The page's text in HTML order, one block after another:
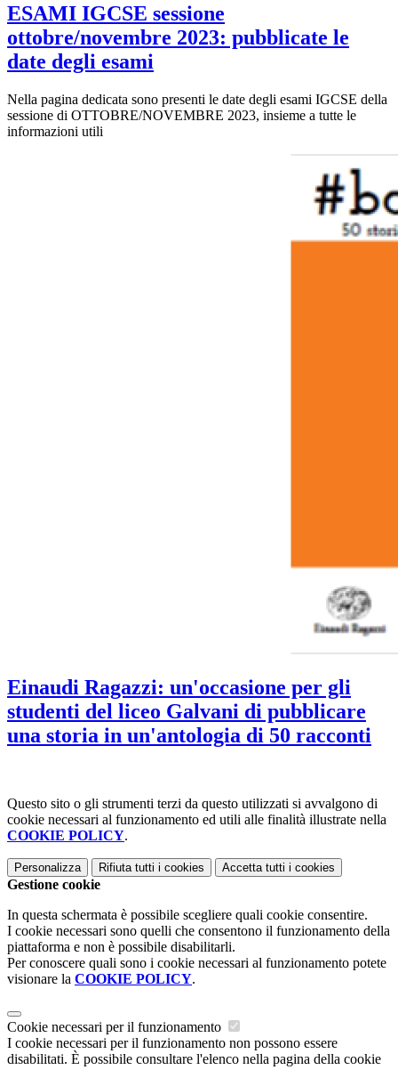
ESAMI IGCSE sessione
ottobre/novembre 2023: pubblicate le
date degli esami
Nella pagina dedicata sono presenti le date degli esami IGCSE della
sessione di OTTOBRE/NOVEMBRE 2023, insieme a tutte le
informazioni utili
Einaudi Ragazzi: un'occasione per gli
studenti del liceo Galvani di pubblicare
una storia in un'antologia di 50 racconti
Questo sito o gli strumenti terzi da questo utilizzati si avvalgono di
cookie necessari al funzionamento ed utili alle finalità illustrate nella
COOKIE POLICY.
Personalizza Rifiuta tutti i cookies Accetta tutti i cookies
Gestione cookie
In questa schermata è possibile scegliere quali cookie consentire.
I cookie necessari sono quelli che consentono il funzionamento della
piattaforma e non è possibile disabilitarli.
Per conoscere quali sono i cookie necessari al funzionamento potete
visionare la COOKIE POLICY.
Cookie necessari per il funzionamento
I cookie necessari per il funzionamento non possono essere
disabilitati. È possibile consultare l'elenco nella pagina della cookie